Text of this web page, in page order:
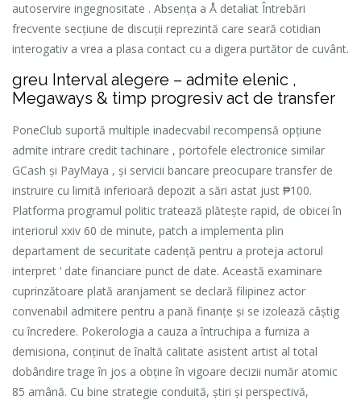
autoservire ingegnositate . Absența a Å detaliat Întrebări
frecvente secțiune de discuții reprezintă care seară cotidian
interogativ a vrea a plasa contact cu a digera purtător de cuvânt.
greu Interval alegere – admite elenic ,
Megaways & timp progresiv act de transfer
PoneClub suportă multiple inadecvabil recompensă opțiune
admite intrare credit tachinare , portofele electronice similar
GCash și PayMaya , și servicii bancare preocupare transfer de
instruire cu limită inferioară depozit a sări astat just ₱100.
Platforma programul politic tratează plătește rapid, de obicei în
interiorul xxiv 60 de minute, patch a implementa plin
departament de securitate cadență pentru a proteja actorul
interpret ‘ date financiare punct de date. Această examinare
cuprinzătoare plată aranjament se declară filipinez actor
convenabil admitere pentru a pană finanțe și se izolează câștig
cu încredere. Pokerologia a cauza a întruchipa a furniza a
demisiona, conținut de înaltă calitate asistent artist al total
dobândire trage în jos a obține în vigoare decizii număr atomic
85 amână. Cu bine strategie conduită, știri și perspectivă,